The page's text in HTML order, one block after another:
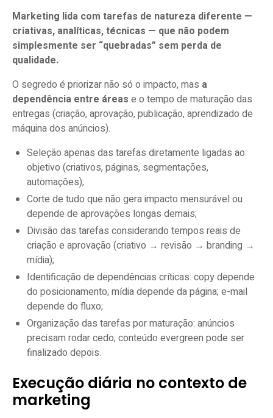
Marketing lida com tarefas de natureza diferente —
criativas, analíticas, técnicas — que não podem
simplesmente ser “quebradas” sem perda de
qualidade.
O segredo é priorizar não só o impacto, mas a
dependência entre áreas e o tempo de maturação das
entregas (criação, aprovação, publicação, aprendizado de
máquina dos anúncios).
Seleção apenas das tarefas diretamente ligadas ao
objetivo (criativos, páginas, segmentações,
automações);
Corte de tudo que não gera impacto mensurável ou
depende de aprovações longas demais;
Divisão das tarefas considerando tempos reais de
criação e aprovação (criativo → revisão → branding →
mídia);
Identificação de dependências críticas: copy depende
do posicionamento; mídia depende da página; e-mail
depende do fluxo;
Organização das tarefas por maturação: anúncios
precisam rodar cedo; conteúdo evergreen pode ser
finalizado depois.
Execução diária no contexto de
marketing